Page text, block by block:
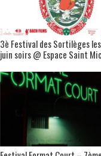
3è Festival des Sortilèges
juin soirs @ Espace Saint